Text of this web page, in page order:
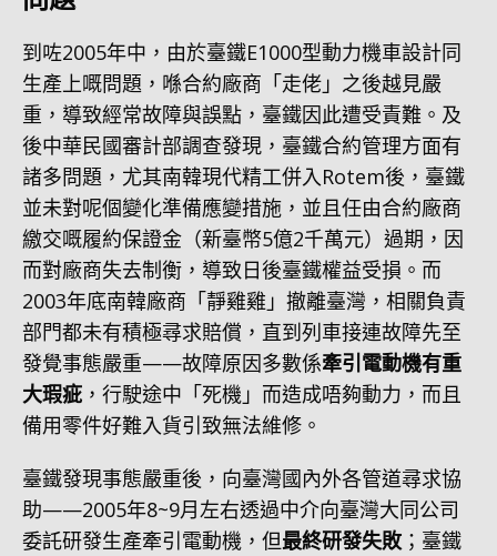
到咗2005年中，由於臺鐵E1000型動力機車設計同
生產上嘅問題，喺合約廠商「走佬」之後越見嚴
重，導致經常故障與誤點，臺鐵因此遭受責難。及
後中華民國審計部調查發現，臺鐵合約管理方面有
諸多問題，尤其南韓現代精工併入Rotem後，臺鐵
並未對呢個變化準備應變措施，並且任由合約廠商
繳交嘅履約保證金（新臺幣5億2千萬元）過期，因
而對廠商失去制衡，導致日後臺鐵權益受損。而
2003年底南韓廠商「靜雞雞」撤離臺灣，相關負責
部門都未有積極尋求賠償，直到列車接連故障先至
發覺事態嚴重——故障原因多數係牽引電動機有重
大瑕疵 ，行駛途中「死機」而造成唔夠動力，而且
備用零件好難入貨引致無法維修。
臺鐵發現事態嚴重後，向臺灣國內外各管道尋求協
助——2005年8~9月左右透過中介向臺灣大同公司
委託研發生產牽引電動機，但最終研發失敗 ；臺鐵